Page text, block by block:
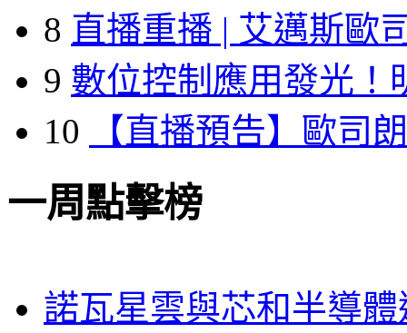
8 直播重播 | 艾邁斯歐
9 數位控制應用發光！
10
【直播預告】歐司
一周點擊榜
諾瓦星雲與芯和半導